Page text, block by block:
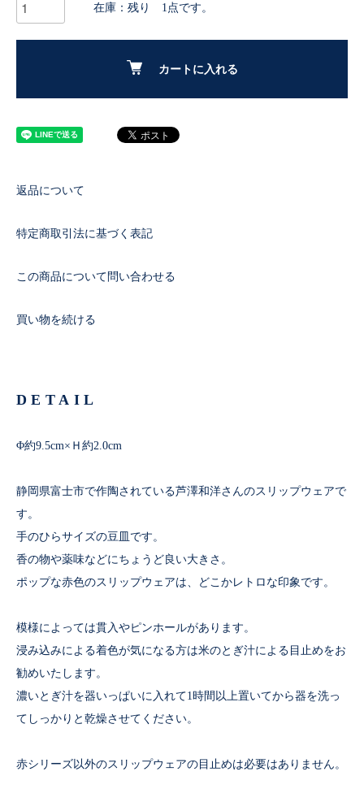
在庫：残り 1点です。
カートに入れる
返品について
特定商取引法に基づく表記
この商品について問い合わせる
買い物を続ける
DETAIL
Φ約9.5cm×Ｈ約2.0cm
静岡県富士市で作陶されている芦澤和洋さんのスリップウェアで
す。
手のひらサイズの豆皿です。
香の物や薬味などにちょうど良い大きさ。
ポップな赤色のスリップウェアは、どこかレトロな印象です。
模様によっては貫入やピンホールがあります。
浸み込みによる着色が気になる方は米のとぎ汁による目止めをお
勧めいたします。
濃いとぎ汁を器いっぱいに入れて1時間以上置いてから器を洗っ
てしっかりと乾燥させてください。
赤シリーズ以外のスリップウェアの目止めは必要はありません。